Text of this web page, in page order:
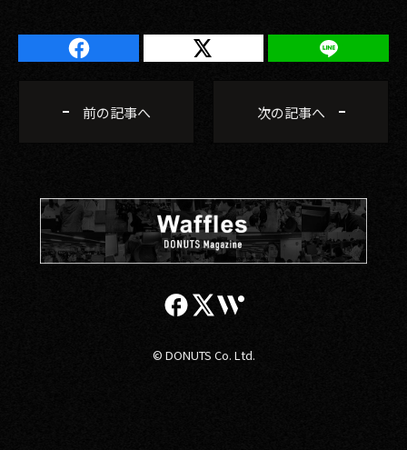
前の記事へ 次の記事へ
© DONUTS Co. Ltd.